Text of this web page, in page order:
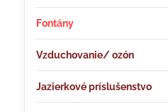
Fontány
Vzduchovanie/ ozón
Jazierkové príslušenstvo